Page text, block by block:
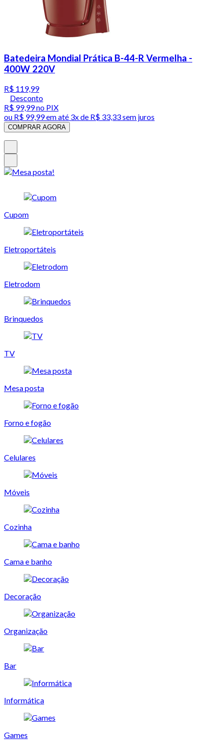
Batedeira Mondial Prática B-44-R Vermelha -
400W 220V
R$ 119,99
Desconto
R$ 99,99no PIX
ou R$ 99,99em até 3x de R$ 33,33 sem juros
COMPRAR AGORA
Cupom
Eletroportáteis
Eletrodom
Brinquedos
TV
Mesa posta
Forno e fogão
Celulares
Móveis
Cozinha
Cama e banho
Decoração
Organização
Bar
Informática
Games